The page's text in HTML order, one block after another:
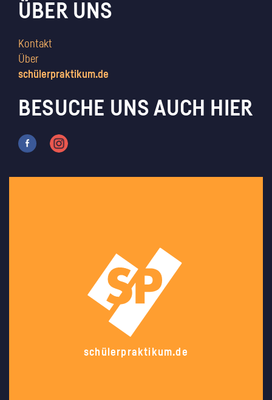
ÜBER UNS
Kontakt
Über
schülerpraktikum.de
BESUCHE UNS AUCH HIER
schülerpraktikum.de